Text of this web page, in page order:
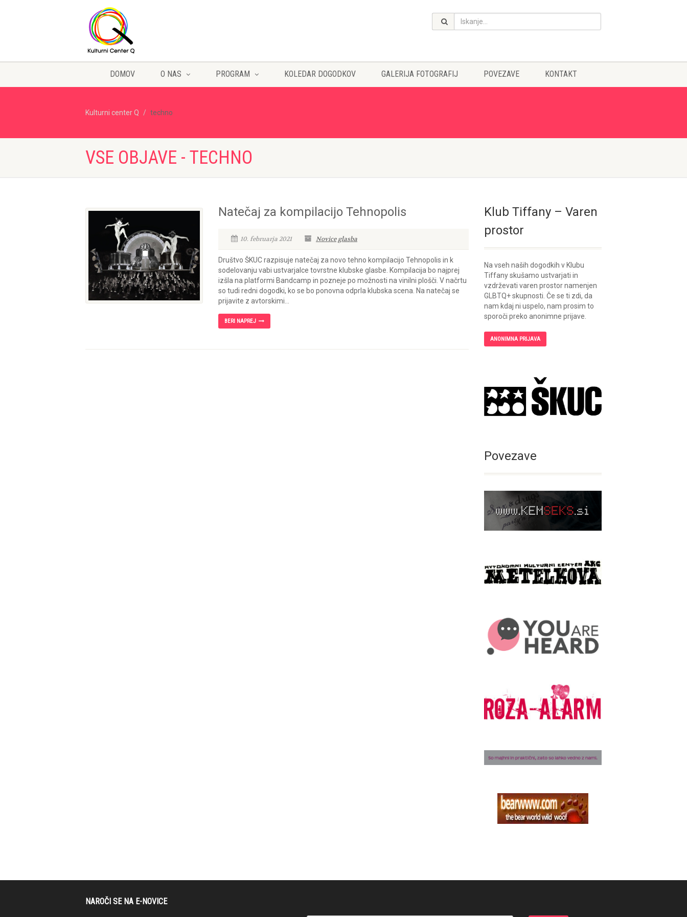
DOMOV O NAS PROGRAM KOLEDAR DOGODKOV GALERIJA FOTOGRAFIJ POVEZAVE KONTAKT
Kulturni center Q techno
VSE OBJAVE - TECHNO
Natečaj za kompilacijo Tehnopolis
10. februarja 2021 Novice glasba
Društvo ŠKUC razpisuje natečaj za novo tehno kompilacijo Tehnopolis in k
sodelovanju vabi ustvarjalce tovrstne klubske glasbe. Kompilacija bo najprej
izšla na platformi Bandcamp in pozneje po možnosti na vinilni plošči. V načrtu
so tudi redni dogodki, ko se bo ponovna odprla klubska scena. Na natečaj se
prijavite z avtorskimi...
BERI NAPREJ
Klub Tiffany – Varen
prostor
Na vseh naših dogodkih v Klubu
Tiffany skušamo ustvarjati in
vzdrževati varen prostor namenjen
GLBTQ+ skupnosti. Če se ti zdi, da
nam kdaj ni uspelo, nam prosim to
sporoči preko anonimne prijave.
ANONIMNA PRIJAVA
Povezave
NAROČI SE NA E-NOVICE